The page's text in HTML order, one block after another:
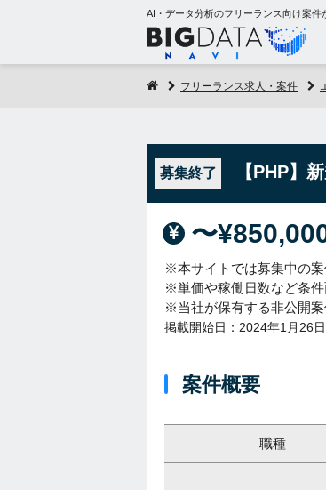
AI・データ分析のフリーランス向け案件
フリーランス求人・案件
募集終了 【PHP】
〜
※本サイトでは募集中の案
※単価や稼働日数など条件
※当社が保有する非公開案
掲載開始日：2024年1月26日
案件概要
職種